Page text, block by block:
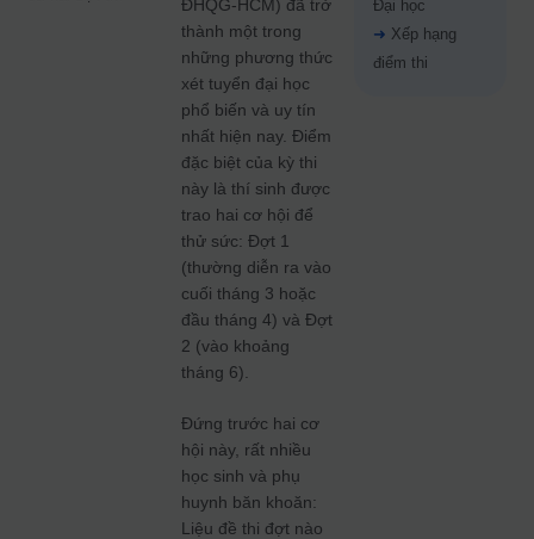
ĐHQG-HCM) đã trở
thành một trong
những phương thức
xét tuyển đại học
phổ biến và uy tín
nhất hiện nay. Điểm
đặc biệt của kỳ thi
này là thí sinh được
trao hai cơ hội để
thử sức: Đợt 1
(thường diễn ra vào
cuối tháng 3 hoặc
đầu tháng 4) và Đợt
2 (vào khoảng
tháng 6).
Đứng trước hai cơ
hội này, rất nhiều
học sinh và phụ
huynh băn khoăn:
Liệu đề thi đợt nào
Đại học
➜ Xếp hạng
điểm thi